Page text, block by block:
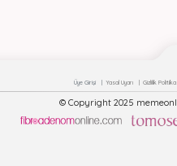
Üye Girişi Yasal Uyarı Gizlilik
© Copyright 2025